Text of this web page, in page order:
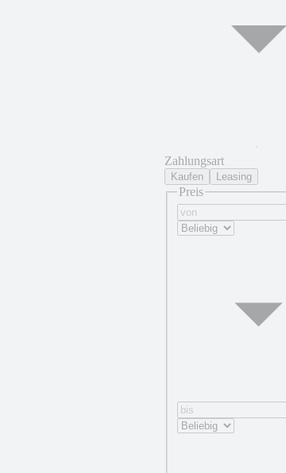
Zahlungsart
Kaufen Leasing
Preis